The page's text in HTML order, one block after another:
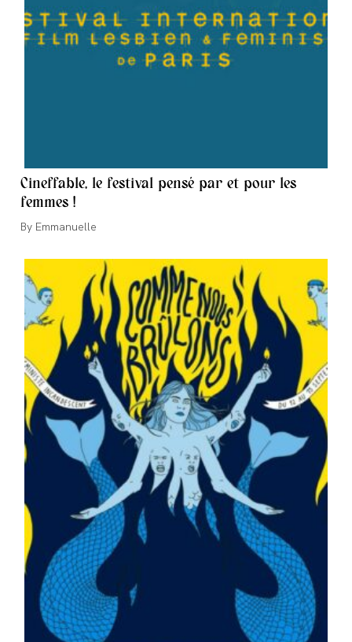
Cineffable, le festival pensé par et pour les
femmes !
Auteur/autrice
la
publication :
Emmanuelle